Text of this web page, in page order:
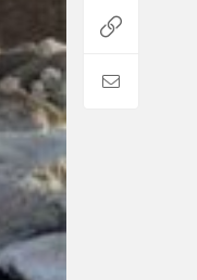
*فرهنگی
ایثار و شهادت
دفاع مقدس